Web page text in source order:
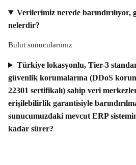
Verilerimiz nerede
nelerdir?
Bulut sunucularımız
Türkiye lokasyonlu, Tier-3
güvenlik korumalarına (DDoS
22301 sertifikalı) sahip veri
erişilebilirlik garantisiyle
sunucumuzdaki mevcut ERP
kadar sürer?